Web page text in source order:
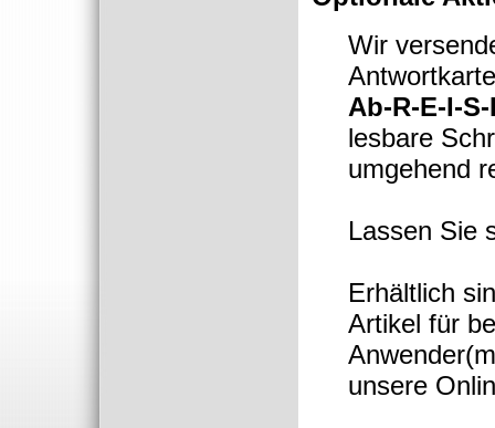
Wir
Ab-R-E-I-
lesbare
umgehend
Lassen Sie
Erhältlich
Artikel für
unsere